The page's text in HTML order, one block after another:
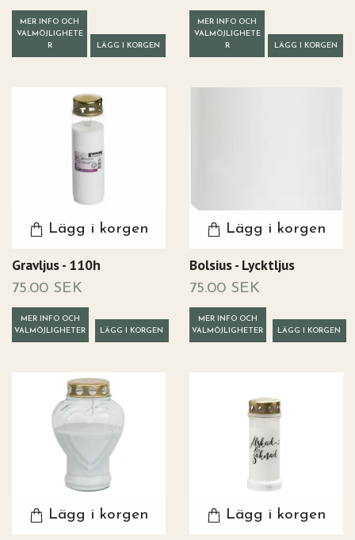
MER INFO OCH
VALMÖJLIGHETE
R
LÄGG I KORGEN
MER INFO OCH
VALMÖJLIGHETE
R
LÄGG I KORGEN
Lägg i korgen
Gravljus - 110h
75.00 SEK
MER INFO OCH
VALMÖJLIGHETER
Lägg i korgen
Bolsius - Lycktljus
75.00 SEK
MER INFO OCH
VALMÖJLIGHETER
Lägg i korgen Lägg i korgen